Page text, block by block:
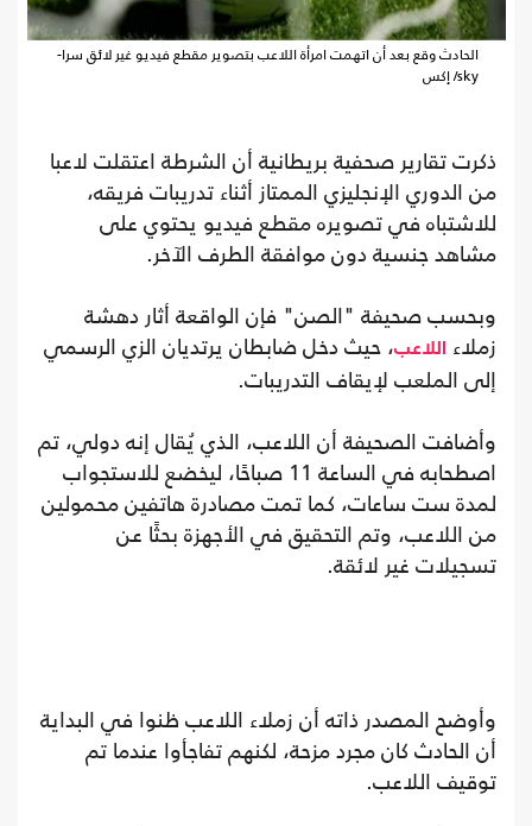
الحادث وقع بعد أن اتهمت امرأة اللاعب بتصوير مقطع فيديو غير لائق سرا-
sky/ إكس
ذكرت تقارير صحفية بريطانية أن الشرطة اعتقلت لاعبا
من الدوري الإنجليزي الممتاز أثناء تدريبات فريقه،
للاشتباه في تصويره مقطع فيديو يحتوي على
مشاهد جنسية دون موافقة الطرف الآخر.
وبحسب صحيفة "الصن" فإن الواقعة أثار دهشة
زملاء اللاعب، حيث دخل ضابطان يرتديان الزي الرسمي
إلى الملعب لإيقاف التدريبات.
وأضافت الصحيفة أن اللاعب، الذي يُقال إنه دولي، تم
اصطحابه في الساعة 11 صباحًا، ليخضع للاستجواب
لمدة ست ساعات، كما تمت مصادرة هاتفين محمولين
من اللاعب، وتم التحقيق في الأجهزة بحثًا عن
تسجيلات غير لائقة.
وأوضح المصدر ذاته أن زملاء اللاعب ظنوا في البداية
أن الحادث كان مجرد مزحة، لكنهم تفاجأوا عندما تم
توقيف اللاعب.